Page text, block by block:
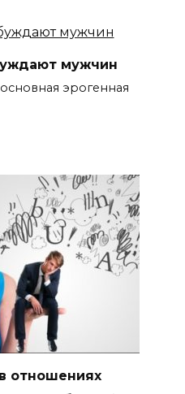
мужчин
эрогенная
отношениях